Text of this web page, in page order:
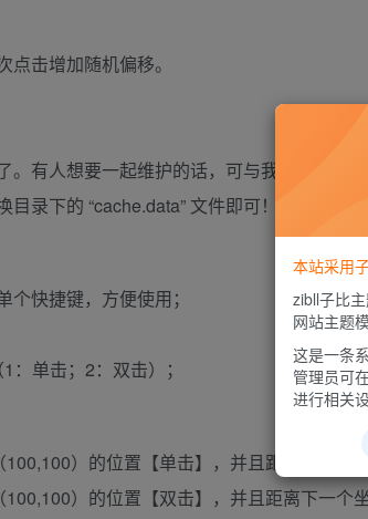
击增加随机偏移。
有人想要一起维护的话，可与我私信。
录下的 “cache.data” 文件即可！
快捷键，方便使用；
单击；2：双击）；
）的位置【单击】，并且距离下一个
）的位置【双击】，并且距离下一个
本站采用
zibll子比
网站主题
这是一条
管理员可
进行相关